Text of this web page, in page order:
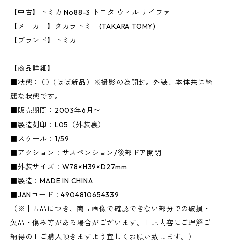
【中古】トミカ No88-3 トヨタ ウィル サイファ
【メーカー】タカラトミー(TAKARA TOMY)
【ブランド】トミカ
【商品詳細】
■状態： ○（ほぼ新品）※撮影の為開封。外装、本体共に綺
麗な状態です。
■販売期間：2003年6月〜
■製造刻印：L05（外装裏）
■スケール：1/59
■アクション：サスペンション/後部ドア開閉
■外装サイズ：W78×H39×D27mm
■製造：MADE IN CHINA
■JANコード：4904810654339
（※中古品につき、商品画像で確認できない部分での破損・
欠品・傷み等がある場合がございます。上記内容にご理解ご
納得の上ご購入頂きますよう宜しくお願い致します。）